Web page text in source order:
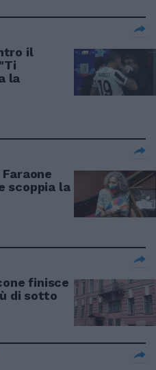
il
la
scoppia la
finisce
di sotto